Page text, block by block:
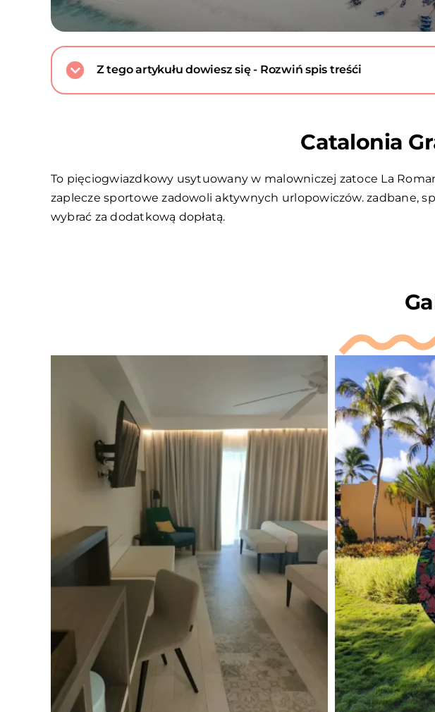
Z tego artykułu dowiesz się - Rozwiń spis treśći
Catalonia
To pięciogwiazdkowy usytuowany w malowniczej zatoce La
zaplecze sportowe zadowoli aktywnych urlopowiczów. zadbane,
wybrać za dodatkową dopłatą.